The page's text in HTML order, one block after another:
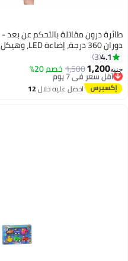
طائرة درون مقاتلة بالتحكم عن بعد -
دوران 360 درجة، إضاءة LED، وهيكل
EPP ضد الكسر4.1
3
جنيه1,200
1,500خصم 20% أقل سعر في 7 يوم
توصيل مجاني
أقل سعر في 7 يوماحصل عليه خلال12